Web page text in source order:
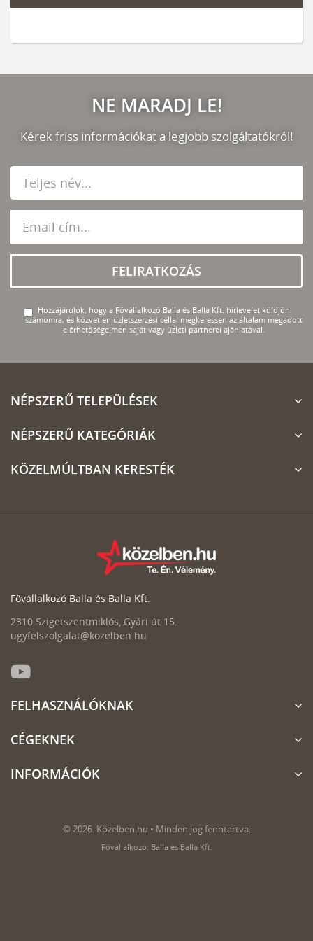
NE MARADJ LE!
Kérek friss információkat a legjobb szolgáltatókról!
FELIRATKOZÁS
Hozzájárulok, hogy a Fővállalkozó Balla és Balla Kft. hírlevelet küldjön
számomra, és közvetlen üzletszerzési céllal megkeressen az általam megadott
elérhetőségeimen saját vagy üzleti partnerei ajánlatával.
NÉPSZERŰ TELEPÜLÉSEK
NÉPSZERŰ KATEGÓRIÁK
KÖZELMÚLTBAN KERESTÉK
Fővállalkozó Balla és Balla Kft.
2310 Szigetszentmiklós, Gyári út 15.
ugyfelszolgalat@kozelben.hu
FELHASZNÁLÓKNAK
CÉGEKNEK
INFORMÁCIÓK
© 2026. Közelben.hu • Minden jog fenntartva.
Fővállalkozó: Balla és Balla Kft.